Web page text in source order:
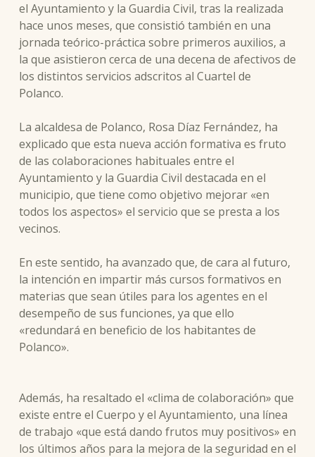
el Ayuntamiento y la Guardia Civil, tras la realizada
hace unos meses, que consistió también en una
jornada teórico-práctica sobre primeros auxilios, a
la que asistieron cerca de una decena de afectivos de
los distintos servicios adscritos al Cuartel de
Polanco.
La alcaldesa de Polanco, Rosa Díaz Fernández, ha
explicado que esta nueva acción formativa es fruto
de las colaboraciones habituales entre el
Ayuntamiento y la Guardia Civil destacada en el
municipio, que tiene como objetivo mejorar «en
todos los aspectos» el servicio que se presta a los
vecinos.
En este sentido, ha avanzado que, de cara al futuro,
la intención en impartir más cursos formativos en
materias que sean útiles para los agentes en el
desempeño de sus funciones, ya que ello
«redundará en beneficio de los habitantes de
Polanco».
Además, ha resaltado el «clima de colaboración» que
existe entre el Cuerpo y el Ayuntamiento, una línea
de trabajo «que está dando frutos muy positivos» en
los últimos años para la mejora de la seguridad en el